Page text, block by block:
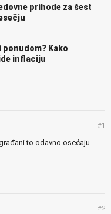
prihode za šest
Kako
inflaciju
#1
to odavno osećaju
#2